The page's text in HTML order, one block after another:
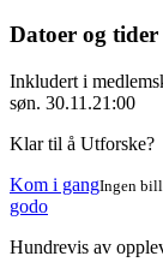
Datoer og tider
Inkludert i
søn. 30.11.21:00
Klar til å Utforske?
Kom i gangIngen
godo
Hundrevis av